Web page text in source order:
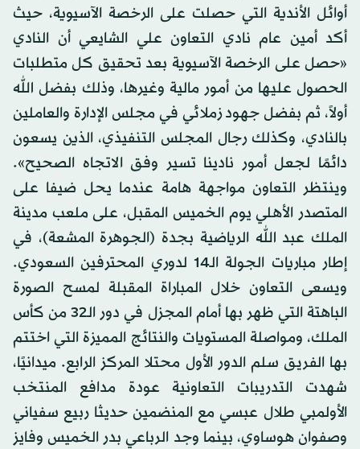
أوائل الأندية التي حصلت على الرخصة الآسيوية، حيث
أكد أمين عام نادي التعاون علي الشايعي أن النادي
«حصل على الرخصة الآسيوية بعد تحقيق كل متطلبات
الحصول عليها من أمور مالية وغيرها، وذلك بفضل الله
أولاً، ثم بفضل جهود زملائي في مجلس الإدارة والعاملين
بالنادي، وكذلك رجال المجلس التنفيذي، الذين يسعون
دائمًا لجعل أمور نادينا تسير وفق الاتجاه الصحيح».
وينتظر التعاون مواجهة هامة عندما يحل ضيفا على
المتصدر الأهلي يوم الخميس المقبل، على ملعب مدينة
الملك عبد الله الرياضية بجدة (الجوهرة المشعة)، في
إطار مباريات الجولة الـ14 لدوري المحترفين السعودي.
ويسعى التعاون خلال المباراة المقبلة لمسح الصورة
الباهتة التي ظهر بها أمام المجزل في دور الـ32 من كأس
الملك، ومواصلة المستويات والنتائج المميزة التي اختتم
بها الفريق سلم الدور الأول محتلا المركز الرابع. ميدانيًا،
شهدت التدريبات التعاونية عودة مدافع المنتخب
الأولمبي طلال عبسي مع المنضمين حديثا ربيع سفياني
وصفوان هوساوي، بينما وجد الرباعي بدر الخميس وفايز